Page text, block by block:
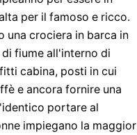
per il famoso e ricco.
una crociera in barca in
fiume all'interno di
cabina, posti in cui
e ancora fornire una
portare al
impiegano la maggior